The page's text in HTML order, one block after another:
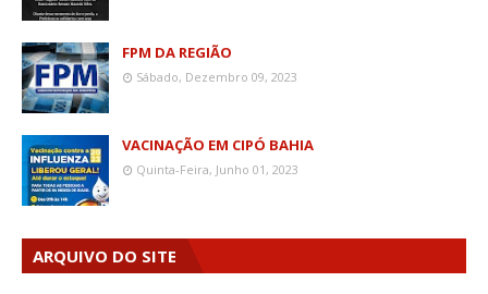
FPM DA REGIÃO
Sábado, Dezembro 09, 2023
VACINAÇÃO EM CIPÓ BAHIA
Quinta-Feira, Junho 01, 2023
ARQUIVO DO SITE